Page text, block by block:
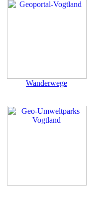
Wanderwege